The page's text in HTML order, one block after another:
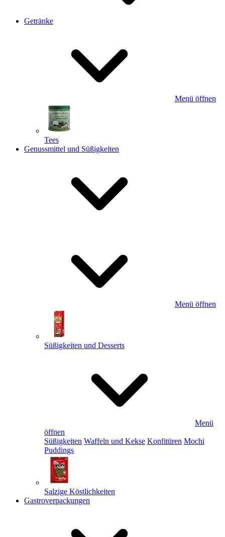
Getränke
Menü öffnen
Tees
Genussmittel und Süßigkeiten
Menü öffnen
Süßigkeiten und Desserts
Menü
öffnen
Süßigkeiten Waffeln und Kekse Konfitüren Mochi
Puddings
Salzige Köstlichkeiten
Gastroverpackungen